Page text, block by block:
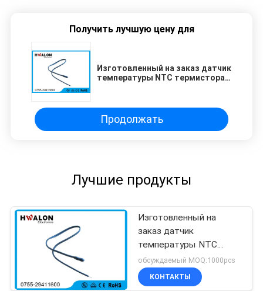
Получить лучшую цену для
Изготовленный на заказ датчик
температуры NTC термистора
Продолжать
Лучшие продукты
Изготовленный на
заказ датчик
температуры NTC
термистора Electical
компьютера с шариком
эпоксидной смолы
обсуждаемый MOQ:1000pcs
КОНТАКТЫ